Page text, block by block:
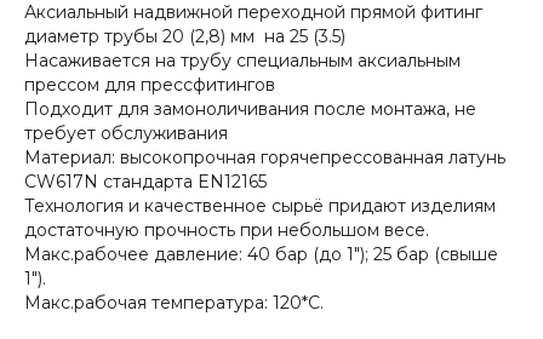
Аксиальный надвижной переходной прямой фитинг
диаметр трубы 20 (2,8) мм на 25 (3.5)
Насаживается на трубу специальным аксиальным
прессом для прессфитингов
Подходит для замоноличивания после монтажа, не
требует обслуживания
Материал: высокопрочная горячепрессованная латунь
CW617N стандарта EN12165
Технология и качественное сырьё придают изделиям
достаточную прочность при небольшом весе.
Макс.рабочее давление: 40 бар (до 1"); 25 бар (свыше
1").
Макс.рабочая температура: 120*С.